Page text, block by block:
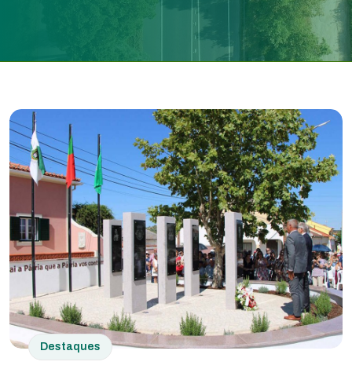
Destaques